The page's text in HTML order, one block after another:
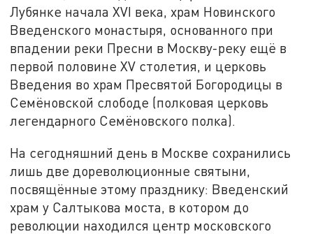
Лубянке начала XVI века, храм Новинского
Введенского монастыря, основанного при
впадении реки Пресни в Москву-реку ещё в
первой половине XV столетия, и церковь
Введения во храм Пресвятой Богородицы в
Семёновской слободе (полковая церковь
легендарного Семёновского полка).
На сегодняшний день в Москве сохранились
лишь две дореволюционные святыни,
посвящённые этому празднику: Введенский
храм у Салтыкова моста, в котором до
революции находился центр московского